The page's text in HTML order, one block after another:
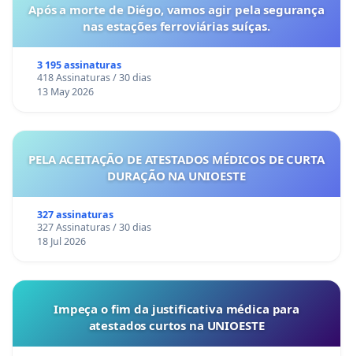
Após a morte de Diégo, vamos agir pela segurança
nas estações ferroviárias suíças.
3 195 assinaturas
418 Assinaturas / 30 dias
13 May 2026
PELA ACEITAÇÃO DE ATESTADOS MÉDICOS DE CURTA
DURAÇÃO NA UNIOESTE
327 assinaturas
327 Assinaturas / 30 dias
18 Jul 2026
Impeça o fim da justificativa médica para
atestados curtos na UNIOESTE